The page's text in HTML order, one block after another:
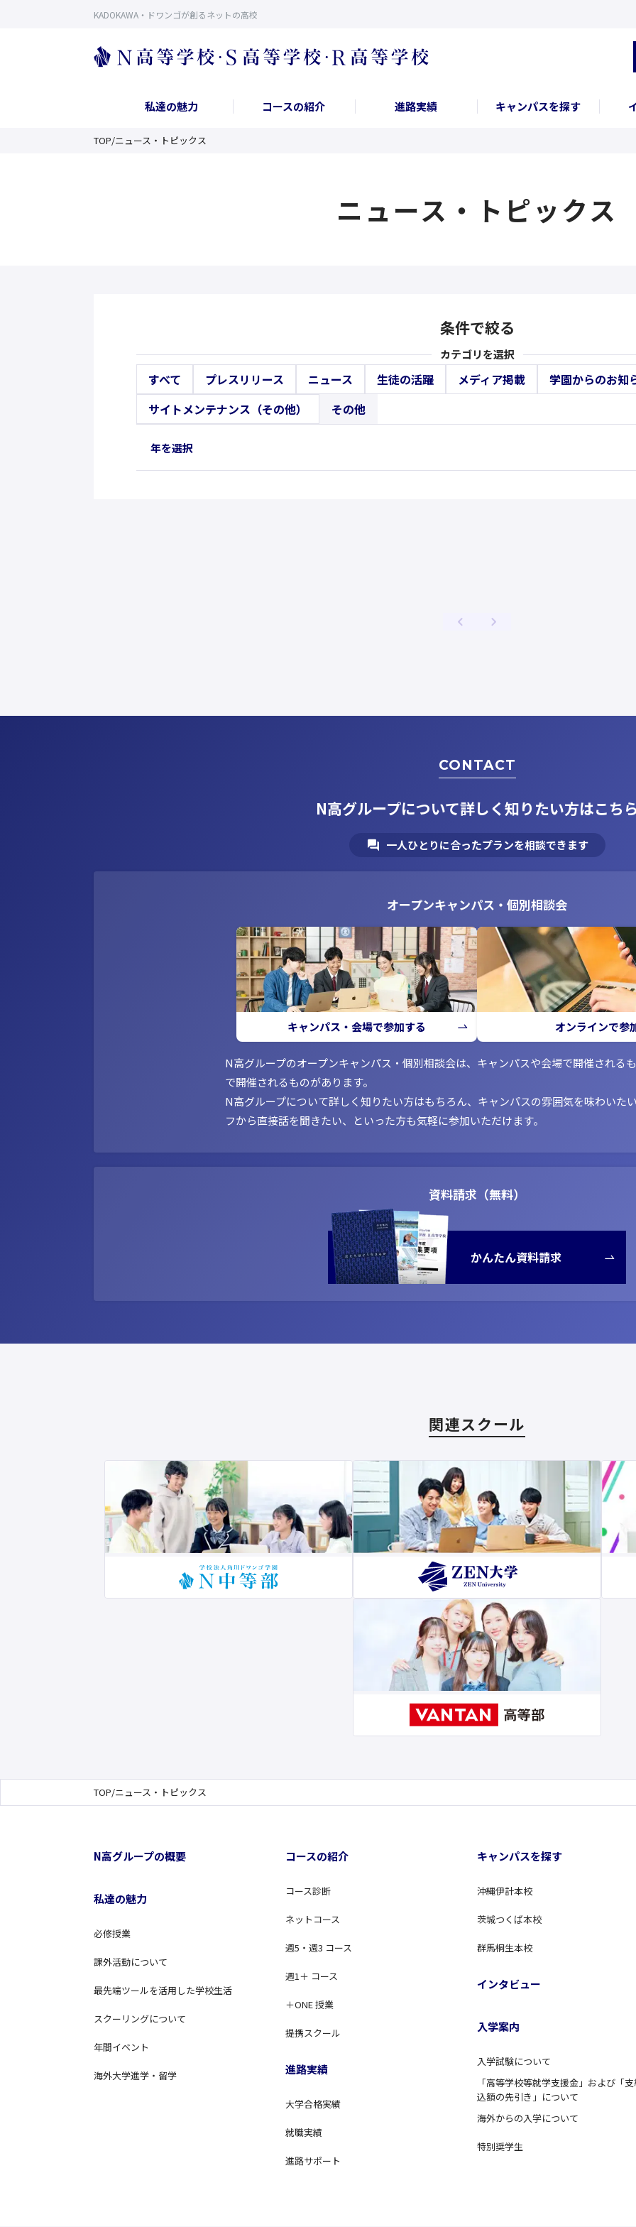
KADOKAWA・ドワンゴが創るネットの高校
私達の魅力 コースの紹介 進路実績 キャンパスを探す
TOP/ニュース・トピックス
ニュース・トピックス
条件で絞る
カテゴリを選択
すべて プレスリリース ニュース 生徒の活躍 メディア掲載
学園からのお知
サイトメンテナンス（その他）
その他
年を選択
CONTACT
N高グループについて詳しく知りたい方はこち
一人ひとりに合ったプランを相談できます
オープンキャンパス・個別相談会
キャンパス・会場で参加する オンラインで参
N高グループのオープンキャンパス・個別相談会は、キャンパスや会場で開催される
で開催されるものがあります。
N高グループについて詳しく知りたい方はもちろん、キャンパスの雰囲気を味わいた
フから直接話を聞きたい、といった方も気軽に参加いただけます。
資料請求（無料）
かんたん資料請求
関連スクール
TOP/ニュース・トピックス
N高グループの概要
私達の魅力
必修授業
課外活動について
最先端ツールを活用した学校生活
スクーリングについて
年間イベント
海外大学進学・留学
コースの紹介
コース診断
ネットコース
週5・週3 コース
週1＋ コース
＋ONE 授業
提携スクール
進路実績
大学合格実績
就職実績
進路サポート
キャンパスを探す
沖縄伊計本校
茨城つくば本校
群馬桐生本校
インタビュー
入学案内
入学試験について
「高等学校等就学支援金」および「
込額の先引き」について
海外からの入学について
特別奨学生